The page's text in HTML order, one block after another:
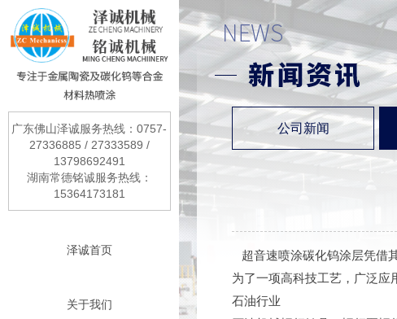
广东佛山泽诚服务热线：0757-
27336885 / 27333589 /
13798692491
湖南常德铭诚服务热线：
15364173181
泽诚首页
关于我们
公司新闻
超音速喷涂碳化钨涂层凭借
为了一项高科技工艺，广泛应
石油行业